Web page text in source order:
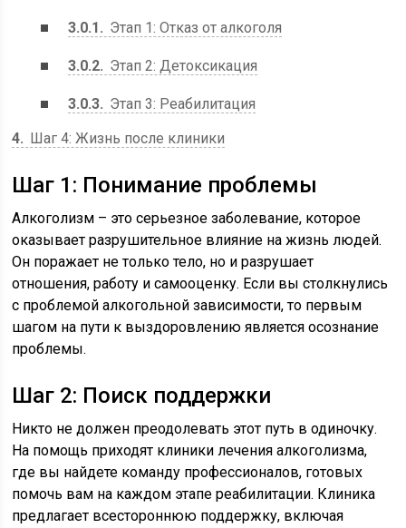
3.0.1 Этап 1: Отказ от алкоголя
3.0.2 Этап 2: Детоксикация
3.0.3
Этап 3: Реабилитация
4
Шаг 4: Жизнь после клиники
Шаг 1: Понимание проблемы
Алкоголизм – это серьезное заболевание, которое
оказывает разрушительное влияние на жизнь людей.
Он поражает не только тело, но и разрушает
отношения, работу и самооценку. Если вы столкнулись
с проблемой алкогольной зависимости, то первым
шагом на пути к выздоровлению является осознание
проблемы.
Шаг 2: Поиск поддержки
Никто не должен преодолевать этот путь в одиночку.
На помощь приходят клиники лечения алкоголизма,
где вы найдете команду профессионалов, готовых
помочь вам на каждом этапе реабилитации. Клиника
предлагает всестороннюю поддержку, включая